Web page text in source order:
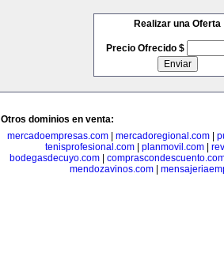
Realizar una Oferta
Precio Ofrecido $
Otros dominios en venta:
mercadoempresas.com| mercadoregional.com|
tenisprofesional.com
planmovil.com
bodegasdecuyo.com
mendozavinos.com|